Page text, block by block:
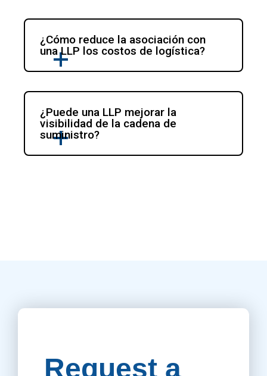
¿Cómo reduce la asociación con
una LLP los costos de logística?
¿Puede una LLP mejorar la
visibilidad de la cadena de
suministro?